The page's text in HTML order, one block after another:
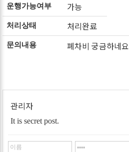
운행가능여부 가능
처리상태 처리완료
문의내용 폐차비 궁금하네요
관리자
It is secret post.